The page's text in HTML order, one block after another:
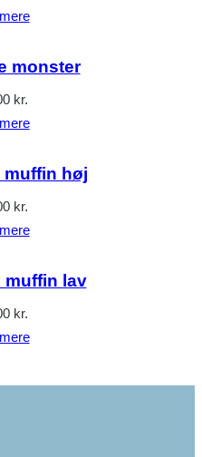
monster
kr.
høj
kr.
muffin lav
kr.